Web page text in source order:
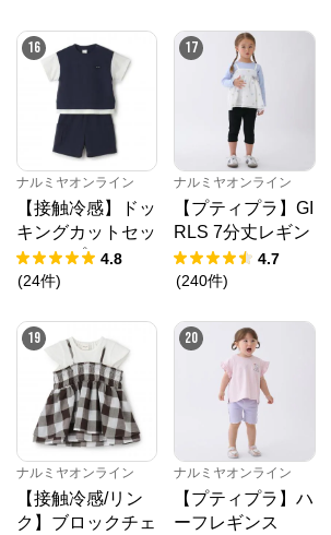
16
ナルミヤオンライン
【接触冷感】ドッ
キングカットセッ
トアップ
4.8
(24件)
17
ナルミヤオンライン
【プティプラ】GI
RLS 7分丈レギン
ス
4.7
(240件)
19
ナルミヤオンライン
【接触冷感/リン
ク】ブロックチェ
20
ナルミヤオンライン
【プティプラ】ハ
ーフレギンス